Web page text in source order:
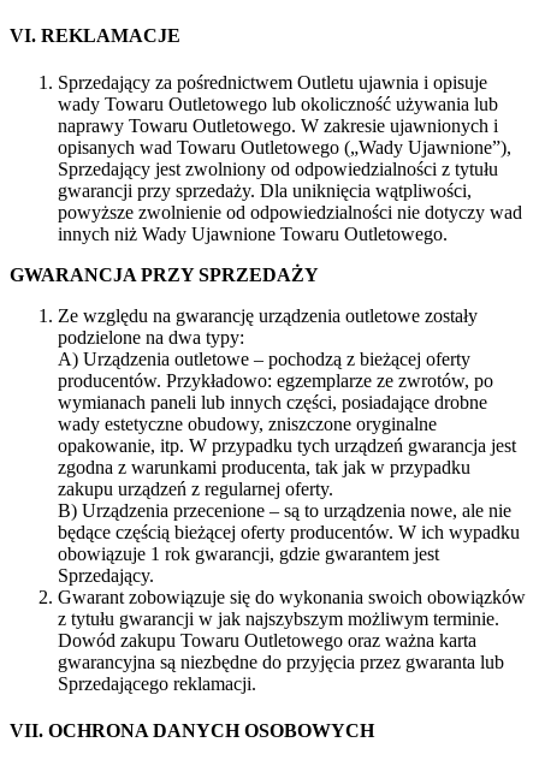
VI. REKLAMACJE
Sprzedający za pośrednictwem Outletu ujawnia i opisuje
wady Towaru Outletowego lub okoliczność używania lub
naprawy Towaru Outletowego. W zakresie ujawnionych i
opisanych wad Towaru Outletowego („Wady Ujawnione”),
Sprzedający jest zwolniony od odpowiedzialności z tytułu
gwarancji przy sprzedaży. Dla uniknięcia wątpliwości,
powyższe zwolnienie od odpowiedzialności nie dotyczy wad
innych niż Wady Ujawnione Towaru Outletowego.
GWARANCJA PRZY SPRZEDAŻY
Ze względu na gwarancję urządzenia outletowe zostały
podzielone na dwa typy:
A) Urządzenia outletowe – pochodzą z bieżącej oferty
producentów. Przykładowo: egzemplarze ze zwrotów, po
wymianach paneli lub innych części, posiadające drobne
wady estetyczne obudowy, zniszczone oryginalne
opakowanie, itp. W przypadku tych urządzeń gwarancja jest
zgodna z warunkami producenta, tak jak w przypadku
zakupu urządzeń z regularnej oferty.
B) Urządzenia przecenione – są to urządzenia nowe, ale nie
będące częścią bieżącej oferty producentów. W ich wypadku
obowiązuje 1 rok gwarancji, gdzie gwarantem jest
Sprzedający.
Gwarant zobowiązuje się do wykonania swoich obowiązków
z tytułu gwarancji w jak najszybszym możliwym terminie.
Dowód zakupu Towaru Outletowego oraz ważna karta
gwarancyjna są niezbędne do przyjęcia przez gwaranta lub
Sprzedającego reklamacji.
VII. OCHRONA DANYCH OSOBOWYCH